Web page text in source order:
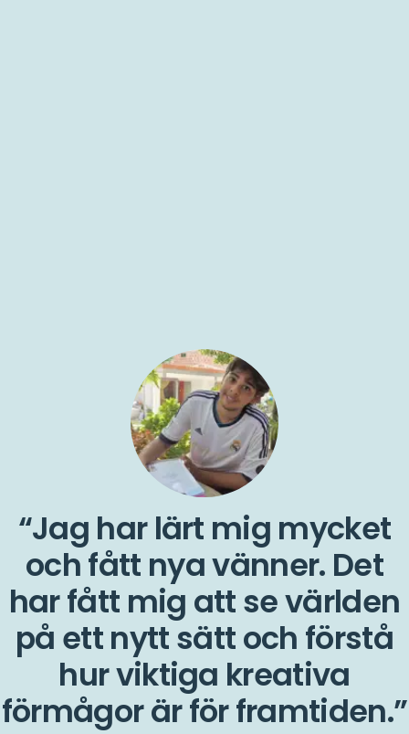
Jag har lärt mig mycket
och fått nya vänner. Det
har fått mig att se världen
på ett nytt sätt och förstå
hur viktiga kreativa
förmågor är för framtiden.